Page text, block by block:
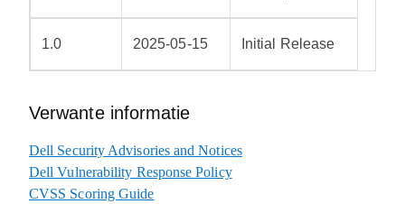
1.0 2025-05-15 Initial Release
Verwante informatie
Dell Security Advisories and Notices
Dell Vulnerability Response Policy
CVSS Scoring Guide